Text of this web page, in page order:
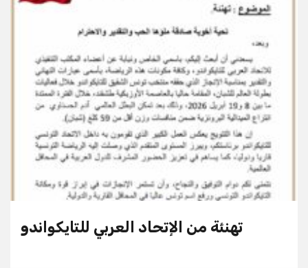
تهنئة من الإتحاد العربي للتايكواندو